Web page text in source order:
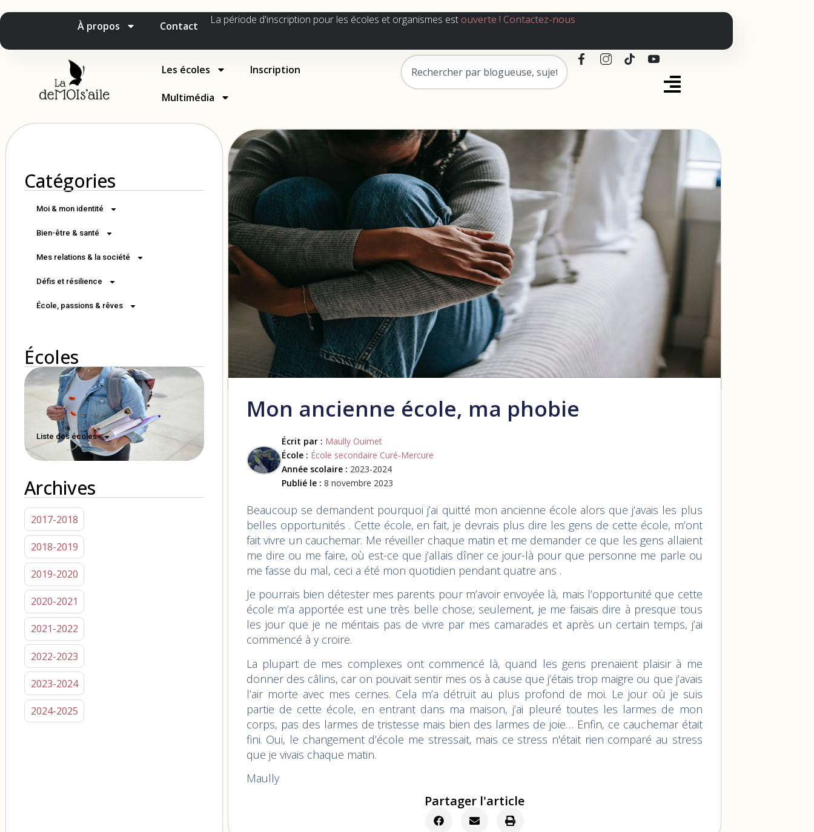
À propos Contact La période d'inscription pour les écoles et organismes estouverte ! Contactez-nous
Les écoles Inscription
Multimédia
Catégories
Moi & mon identité
Bien-être & santé
Mes relations & la société
Défis et résilience
École, passions & rêves
Écoles
Liste des écoles
Archives
2017-2018
2018-2019
2019-2020
2020-2021
2021-2022
2022-2023
2023-2024
2024-2025
Mon ancienne école, ma phobie
Écrit par : Maully Ouimet
École : École secondaire Curé-Mercure
Année scolaire : 2023-2024
Publié le : 8 novembre 2023
Beaucoup se demandent pourquoi j’ai quitté mon ancienne école alors que j’avais les plus
belles opportunités . Cette école, en fait, je devrais plus dire les gens de cette école, m’ont
fait vivre un cauchemar. Me réveiller chaque matin et me demander ce que les gens allaient
me dire ou me faire, où est-ce que j’allais dîner ce jour-là pour que personne me parle ou
me fasse du mal, ceci a été mon quotidien pendant quatre ans .
Je pourrais bien détester mes parents pour m’avoir envoyée là, mais l’opportunité que cette
école m’a apportée est une très belle chose, seulement, je me faisais dire à presque tous
les jour que je ne méritais pas de vivre par mes camarades et après un certain temps, j’ai
commencé à y croire.
La plupart de mes complexes ont commencé là, quand les gens prenaient plaisir à me
donner des câlins, car on pouvait sentir mes os à cause que j’étais trop maigre ou que j’avais
l’air morte avec mes cernes. Cela m’a détruit au plus profond de moi. Le jour où je suis
partie de cette école, en entrant dans ma maison, j’ai pleuré toutes les larmes de mon
corps, pas des larmes de tristesse mais bien des larmes de joie… Enfin, ce cauchemar était
fini. Oui, le changement d’école me stressait, mais ce stress n'était rien comparé au stress
que je vivais chaque matin.
Maully
Partager l'article